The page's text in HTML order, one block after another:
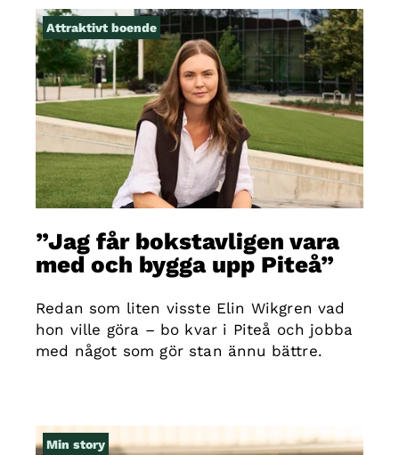
Attraktivt boende
”Jag får bokstavligen vara
med och bygga upp Piteå”
Redan som liten visste Elin Wikgren vad
hon ville göra – bo kvar i Piteå och jobba
med något som gör stan ännu bättre.
Min story